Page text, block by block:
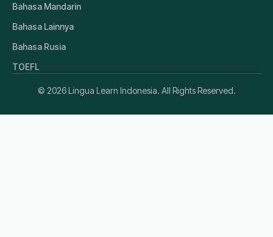
Bahasa Mandarin
Bahasa Lainnya
Bahasa Rusia
TOEFL
© 2026 Lingua Learn Indonesia. All Rights Reserved.